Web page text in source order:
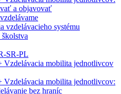
a objavovať
vzdelávacieho systému
SR-PL
Vzdelávacia mobilita jednotlivcov
mobilita jednotlivcov:
bez hraníc